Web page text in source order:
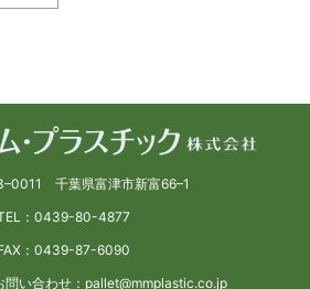
千葉県富津市新富66–1
：0439-80-4877
：0439-87-6090
問い合わせ：pallet@mmplastic.co.jp